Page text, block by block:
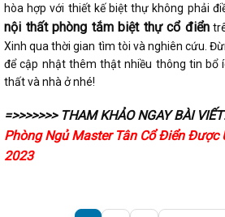
hòa hợp với thiết kế biệt thự không phải
nội thất phòng tắm biệt thự cổ điển
Xinh qua thời gian tìm tòi và nghiên cứu.
để cập nhật thêm thật nhiều thông tin bổ
thất và nhà ở nhé!
=>>>>>>> THAM KHẢO NGAY BÀI
Phòng Ngủ Master Tân Cổ Điển Được
2023